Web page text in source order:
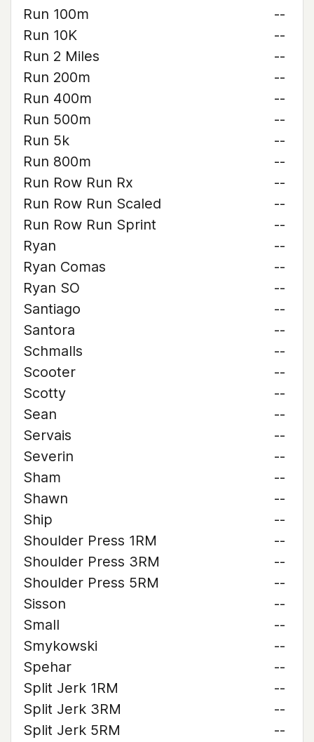
Run 100m
--
Run 10K
--
Run 2 Miles
--
Run 200m
--
Run 400m
--
Run 500m
--
Run 5k
--
Run 800m
--
Run Row Run Rx
--
Run Row Run Scaled
--
Run Row Run Sprint
--
Ryan
--
Ryan Comas
--
Ryan SO
--
Santiago
--
Santora
--
Schmalls
--
Scooter
--
Scotty
--
Sean
--
Servais
--
Severin
--
Sham
--
Shawn
--
Ship
--
Shoulder Press 1RM
--
Shoulder Press 3RM
--
Shoulder Press 5RM
--
Sisson
--
Small
--
Smykowski
--
Spehar
--
Split Jerk 1RM
--
Split Jerk 3RM
--
Split Jerk 5RM
--